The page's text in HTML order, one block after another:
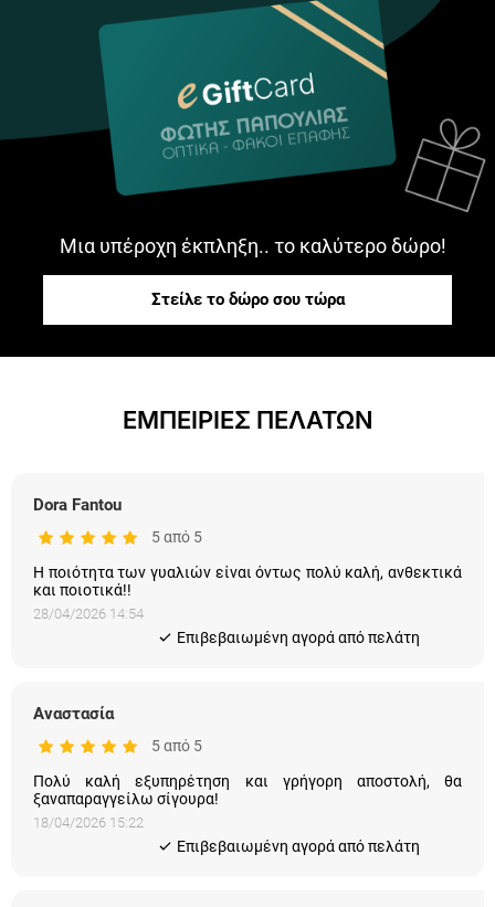
Μια υπέροχη έκπληξη.. το καλύτερο δώρο!
Στείλε το δώρο σου τώρα
ΕΜΠΕΙΡΙΕΣ ΠΕΛΑΤΩΝ
Dora Fantou
5 από 5
Η ποιότητα των γυαλιών είναι όντως πολύ καλή, ανθεκτικά
και ποιοτικά!!
28/04/2026 14:54
Eπιβεβαιωμένη αγορά από πελάτη
Αναστασία
5 από 5
Πολύ καλή εξυπηρέτηση και γρήγορη αποστολή, θα
ξαναπαραγγείλω σίγουρα!
18/04/2026 15:22
Eπιβεβαιωμένη αγορά από πελάτη